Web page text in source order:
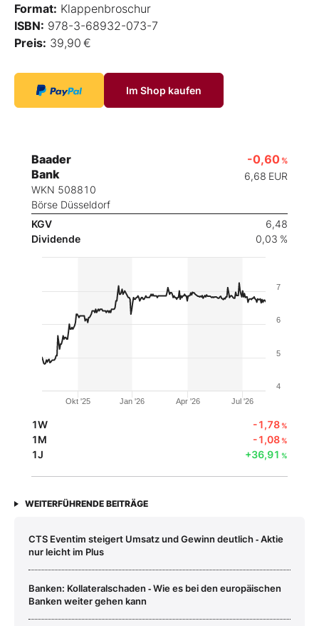
Format: Klappenbroschur
ISBN: 978-3-68932-073-7
Preis: 39,90 €
Im Shop kaufen
Baader
Bank
WKN 508810
Börse Düsseldorf
-0,60 %
6,68 EUR
KGV
6,48
Dividende
0,03 %
Okt '25 Jan '26 Apr '26 Jul '26
4
5
6
7
1W -1,78%
1M -1,08%
1J +36,91 %
WEITERFÜHRENDE BEITRÄGE
CTS Eventim steigert Umsatz und Gewinn deutlich ‑ Aktie
nur leicht im Plus
Banken: Kollateralschaden ‑ Wie es bei den europäischen
Banken weiter gehen kann